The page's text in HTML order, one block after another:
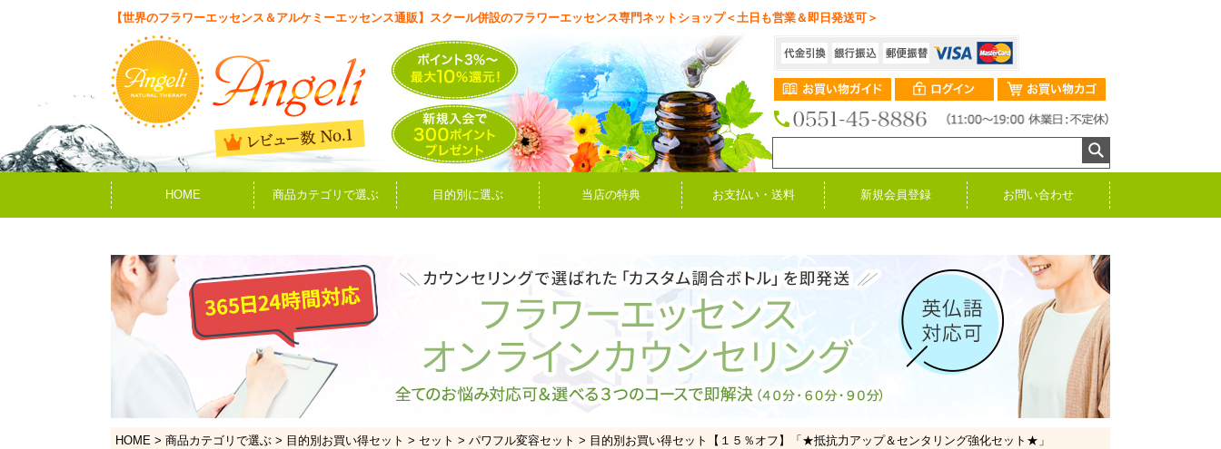
【世界のフラワーエッセンス＆アルケミーエッセンス通販】スクール併設のフラワーエッセンス専門ネットショップ＜土日も営業＆即日発送可＞
HOME 商品カテゴリで選ぶ 目的別に選ぶ 当店の特典 お支払い・送料 新規会員登録 お問い合わせ
HOME 商品カテゴリで選ぶ 目的別お買い得セット セット パワフル変容セット 目的別お買い得セット【１５％オフ】「★抵抗力アップ＆センタリング強化セット★」